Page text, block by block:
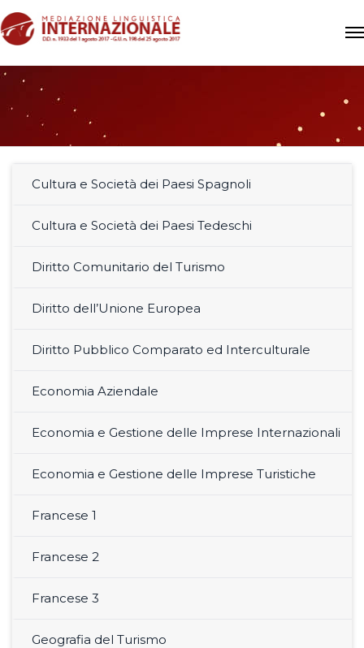
Cultura e Società dei Paesi Spagnoli
Cultura e Società dei Paesi Tedeschi
Diritto Comunitario del Turismo
Diritto dell’Unione Europea
Diritto Pubblico Comparato ed Interculturale
Economia Aziendale
Economia e Gestione delle Imprese Internazionali
Economia e Gestione delle Imprese Turistiche
Francese 1
Francese 2
Francese 3
Geografia del Turismo